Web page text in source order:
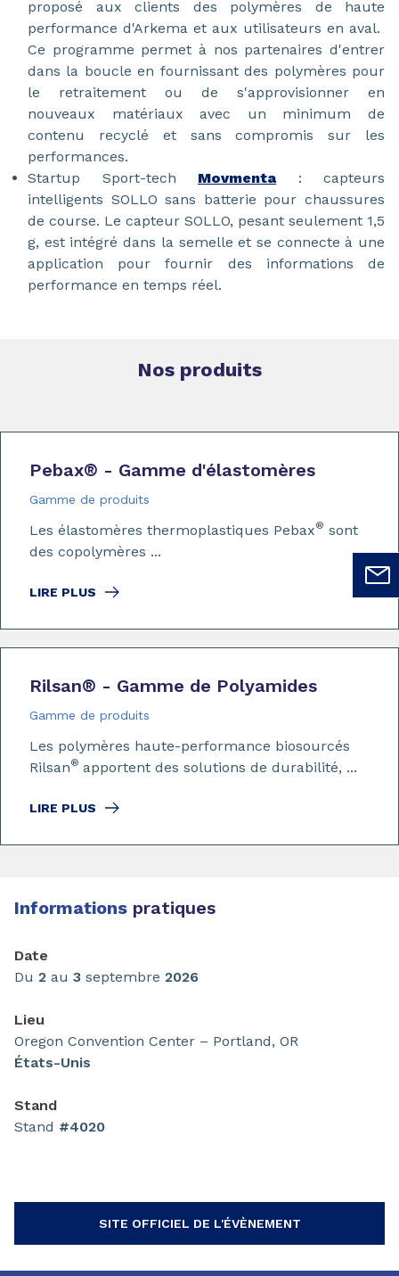
proposé aux clients des polymères de haute
performance d'Arkema et aux utilisateurs en aval.
Ce programme permet à nos partenaires d'entrer
dans la boucle en fournissant des polymères pour
le retraitement ou de s'approvisionner en
nouveaux matériaux avec un minimum de
contenu recyclé et sans compromis sur les
performances.
Startup Sport-tech Movmenta: capteurs
intelligents SOLLO sans batterie pour chaussures
de course. Le capteur SOLLO, pesant seulement 1,5
g, est intégré dans la semelle et se connecte à une
application pour fournir des informations de
performance en temps réel.
Nos produits
Pebax® - Gamme d'élastomères
Gamme de produits
Les élastomères thermoplastiques Pebax® sont
des copolymères ...
LIRE PLUS
Rilsan® - Gamme de Polyamides
Gamme de produits
Les polymères haute-performance biosourcés
Rilsan® apportent des solutions de durabilité, ...
LIRE PLUS
Informations pratiques
Date
Du 2 au 3 septembre 2026
Lieu
Oregon Convention Center – Portland, OR
États-Unis
Stand
Stand #4020
SITE OFFICIEL DE L'ÉVÈNEMENT